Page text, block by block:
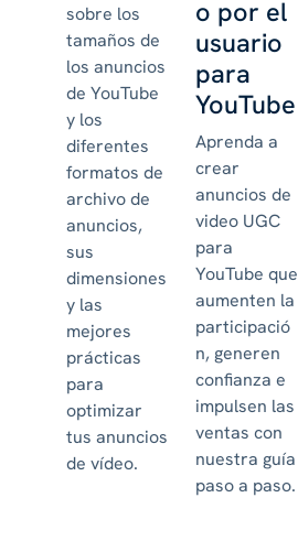
sobre los
tamaños de
los anuncios
de YouTube
y los
diferentes
formatos de
archivo de
anuncios,
sus
dimensiones
y las
mejores
prácticas
para
optimizar
tus anuncios
de vídeo.
o por el
usuario
para
YouTube
Aprenda a
crear
anuncios de
video UGC
para
YouTube que
aumenten la
participació
n, generen
confianza e
impulsen las
ventas con
nuestra guía
paso a paso.